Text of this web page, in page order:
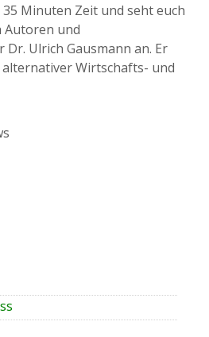
35 Minuten Zeit und seht euch
Autoren und
Dr. Ulrich Gausmann an. Er
alternativer Wirtschafts- und